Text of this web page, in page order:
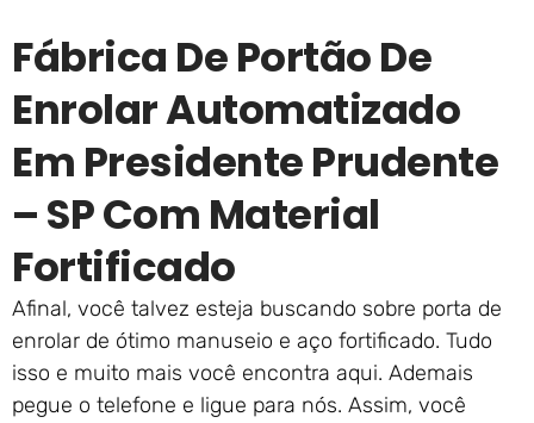
Fábrica De Portão De
Enrolar Automatizado
Em Presidente Prudente
– SP Com Material
Fortificado
Afinal, você talvez esteja buscando sobre porta de
enrolar de ótimo manuseio e aço fortificado. Tudo
isso e muito mais você encontra aqui. Ademais
pegue o telefone e ligue para nós. Assim, você